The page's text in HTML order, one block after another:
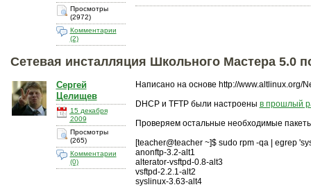
Просмотры
(2972)
Комментарии
(2)
Сетевая инсталляция Школьного Мастера 5.0
Сергей
Целищев
15 декабря
2009
Просмотры
(265)
Комментарии
(0)
Написано на основе http://www.altlinux.org/
DHCP и TFTP были настроены в прошлый
Проверяем остальные необходимые
[teacher@teacher ~]$ sudo rpm -qa | egrep
anonftp-3.2-alt1
alterator-vsftpd-0.8-alt3
vsftpd-2.2.1-alt2
syslinux-3.63-alt4